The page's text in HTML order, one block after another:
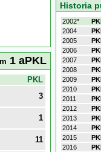
1 aPKL
PKL
3
1
11
Historia
2002*
2004
2005
2006
2007
2008
2009
2010
2011
2012
2013
2014
2015
2016